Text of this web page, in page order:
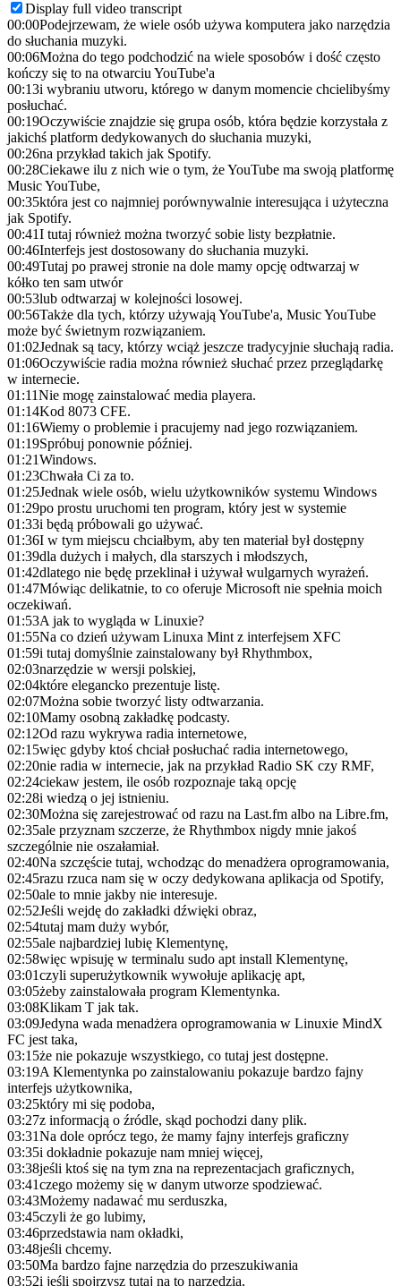
Display full video transcript
00:00Podejrzewam, że wiele osób używa komputera jako narzędzia
do słuchania muzyki.
00:06Można do tego podchodzić na wiele sposobów i dość często
kończy się to na otwarciu YouTube'a
00:13i wybraniu utworu, którego w danym momencie chcielibyśmy
posłuchać.
00:19Oczywiście znajdzie się grupa osób, która będzie korzystała z
jakichś platform dedykowanych do słuchania muzyki,
00:26na przykład takich jak Spotify.
00:28Ciekawe ilu z nich wie o tym, że YouTube ma swoją platformę
Music YouTube,
00:35która jest co najmniej porównywalnie interesująca i użyteczna
jak Spotify.
00:41I tutaj również można tworzyć sobie listy bezpłatnie.
00:46Interfejs jest dostosowany do słuchania muzyki.
00:49Tutaj po prawej stronie na dole mamy opcję odtwarzaj w
kółko ten sam utwór
00:53lub odtwarzaj w kolejności losowej.
00:56Także dla tych, którzy używają YouTube'a, Music YouTube
może być świetnym rozwiązaniem.
01:02Jednak są tacy, którzy wciąż jeszcze tradycyjnie słuchają radia.
01:06Oczywiście radia można również słuchać przez przeglądarkę
w internecie.
01:11Nie mogę zainstalować media playera.
01:14Kod 8073 CFE.
01:16Wiemy o problemie i pracujemy nad jego rozwiązaniem.
01:19Spróbuj ponownie później.
01:21Windows.
01:23Chwała Ci za to.
01:25Jednak wiele osób, wielu użytkowników systemu Windows
01:29po prostu uruchomi ten program, który jest w systemie
01:33i będą próbowali go używać.
01:36I w tym miejscu chciałbym, aby ten materiał był dostępny
01:39dla dużych i małych, dla starszych i młodszych,
01:42dlatego nie będę przeklinał i używał wulgarnych wyrażeń.
01:47Mówiąc delikatnie, to co oferuje Microsoft nie spełnia moich
oczekiwań.
01:53A jak to wygląda w Linuxie?
01:55Na co dzień używam Linuxa Mint z interfejsem XFC
01:59i tutaj domyślnie zainstalowany był Rhythmbox,
02:03narzędzie w wersji polskiej,
02:04które elegancko prezentuje listę.
02:07Można sobie tworzyć listy odtwarzania.
02:10Mamy osobną zakładkę podcasty.
02:12Od razu wykrywa radia internetowe,
02:15więc gdyby ktoś chciał posłuchać radia internetowego,
02:20nie radia w internecie, jak na przykład Radio SK czy RMF,
02:24ciekaw jestem, ile osób rozpoznaje taką opcję
02:28i wiedzą o jej istnieniu.
02:30Można się zarejestrować od razu na Last.fm albo na Libre.fm,
02:35ale przyznam szczerze, że Rhythmbox nigdy mnie jakoś
szczególnie nie oszałamiał.
02:40Na szczęście tutaj, wchodząc do menadżera oprogramowania,
02:45razu rzuca nam się w oczy dedykowana aplikacja od Spotify,
02:50ale to mnie jakby nie interesuje.
02:52Jeśli wejdę do zakładki dźwięki obraz,
02:54tutaj mam duży wybór,
02:55ale najbardziej lubię Klementynę,
02:58więc wpisuję w terminalu sudo apt install Klementynę,
03:01czyli superużytkownik wywołuje aplikację apt,
03:05żeby zainstalowała program Klementynka.
03:08Klikam T jak tak.
03:09Jedyna wada menadżera oprogramowania w Linuxie MindX
FC jest taka,
03:15że nie pokazuje wszystkiego, co tutaj jest dostępne.
03:19A Klementynka po zainstalowaniu pokazuje bardzo fajny
interfejs użytkownika,
03:25który mi się podoba,
03:27z informacją o źródle, skąd pochodzi dany plik.
03:31Na dole oprócz tego, że mamy fajny interfejs graficzny
03:35i dokładnie pokazuje nam mniej więcej,
03:38jeśli ktoś się na tym zna na reprezentacjach graficznych,
03:41czego możemy się w danym utworze spodziewać.
03:43Możemy nadawać mu serduszka,
03:45czyli że go lubimy,
03:46przedstawia nam okładki,
03:48jeśli chcemy.
03:50Ma bardzo fajne narzędzia do przeszukiwania
03:52i jeśli spojrzysz tutaj na to narzędzia,